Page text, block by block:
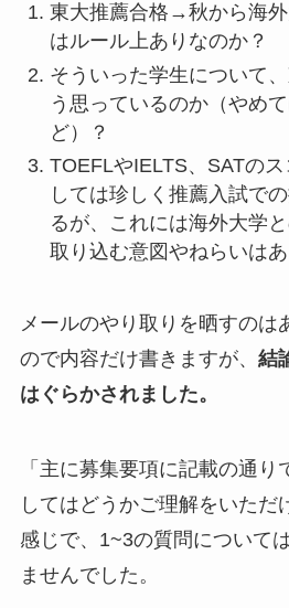
東大推薦合格→秋から海
はルール上ありなのか？
そういった学生について
う思っているのか（やめ
ど）？
TOEFLやIELTS、SATの
しては珍しく推薦入試で
るが、これには海外大学
取り込む意図やねらいは
メールのやり取りを晒すのは
ので内容だけ書きますが、 結
はぐらかされました。
「主に募集要項に記載の通
してはどうかご理解をいただ
感じで、1~3の質問について
ませんでした。